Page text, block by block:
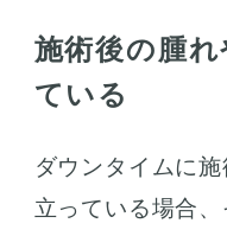
施術後の腫
ている
ダウンタイムに
立っている場合